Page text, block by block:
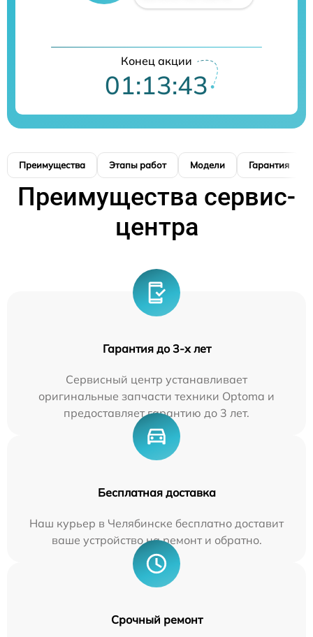
Конец акции
01:13:42
Преимущества Этапы работ Модели Гарантия
Преимущества сервис-
центра
Гарантия до 3-х лет
Сервисный центр устанавливает
оригинальные запчасти техники Optoma и
предоставляет гарантию до 3 лет.
Бесплатная доставка
Наш курьер в Челябинске бесплатно доставит
ваше устройство на ремонт и обратно.
Срочный ремонт